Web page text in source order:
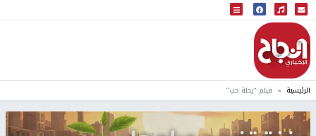
البث المباشر
إذاعة النجاح
الرئيسية فيلم “رحلة حب”